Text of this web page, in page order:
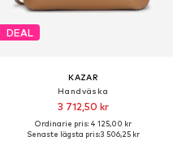
DEAL
KAZAR
Handväska
3 712,50 kr
Ordinarie pris: 4 125,00 kr
Senaste lägsta pris:3 506,25 kr